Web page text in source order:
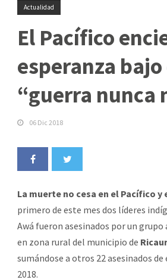
Actualidad
El Pacífico
esperanza
“guerra nunca
06 Dic 2018
La muerte no cesa en el Pacífico y
primero de este mes dos líderes
Awá fueron asesinados por un
en zona rural del municipio de
sumándose a otros 22 asesinados
2018.